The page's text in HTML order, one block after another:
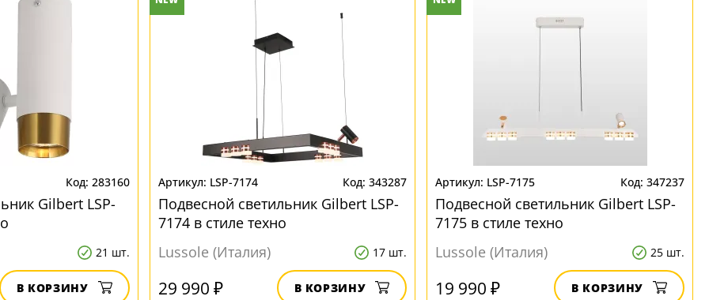
283160
Gilbert LSP-
21 шт.
В КОРЗИНУ
LSP-7174 343287
Подвесной светильник Gilbert LSP-
7174 в стиле техно
Lussole (Италия)
17 шт.
29 990 ₽ В КОРЗИНУ
LSP-7175 347237
Подвесной светильник Gilbert LSP-
7175 в стиле техно
Lussole (Италия)
25 шт.
19 990 ₽ В КОРЗИНУ